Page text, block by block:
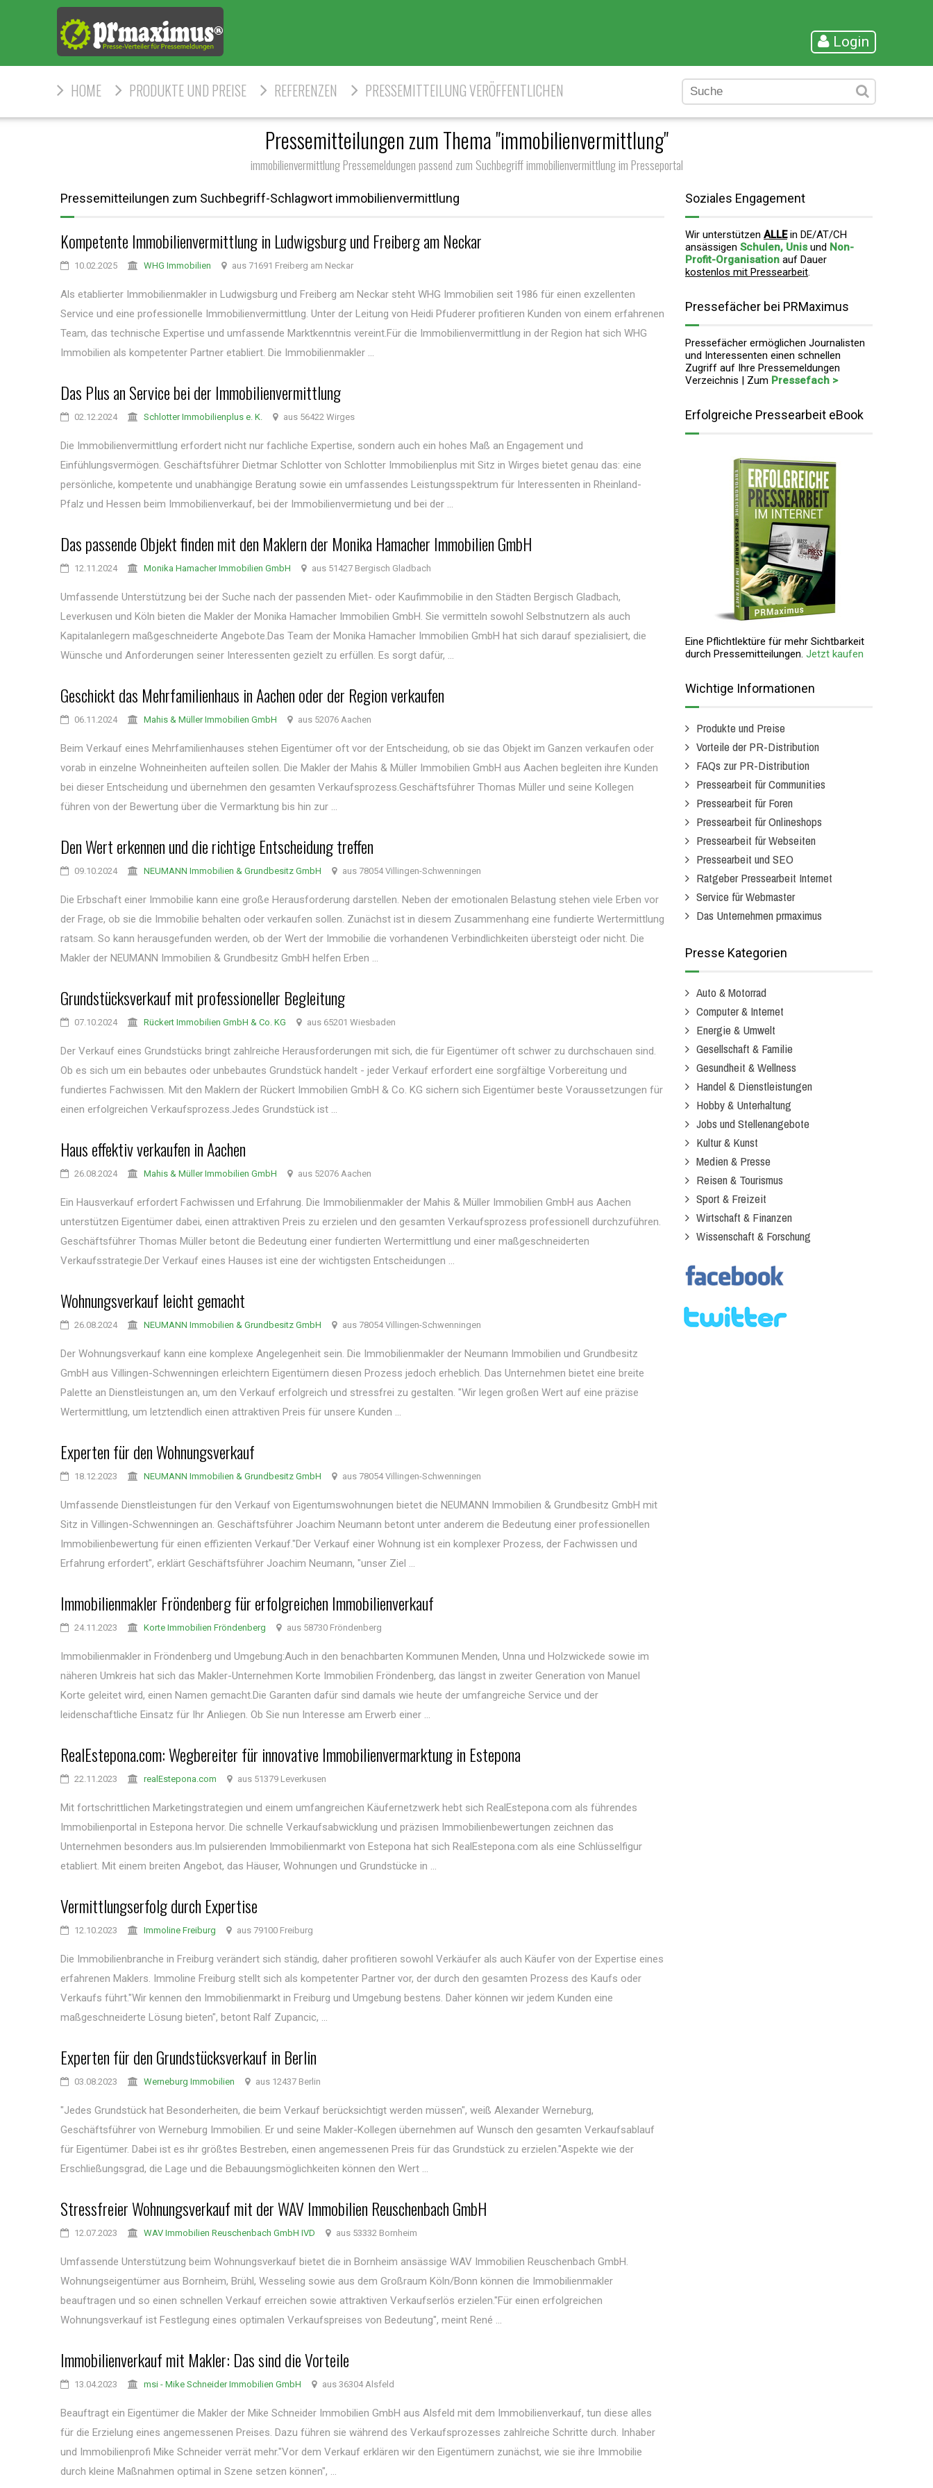
Login
HOME PRODUKTE UND PREISE REFERENZEN PRESSEMITTEILUNG VERÖFFENTLICHEN
Pressemitteilungen zum Thema "immobilienvermittlung"
immobilienvermittlung Pressemeldungen passend zum Suchbegriff immobilienvermittlung im Presseportal
Pressemitteilungen zum Suchbegriff-Schlagwort immobilienvermittlung
Kompetente Immobilienvermittlung in Ludwigsburg und Freiberg am Neckar
10.02.2025 WHG Immobilien aus 71691 Freiberg am Neckar
Als etablierter Immobilienmakler in Ludwigsburg und Freiberg am Neckar steht WHG Immobilien seit 1986 für einen exzellenten
Service und eine professionelle Immobilienvermittlung. Unter der Leitung von Heidi Pfuderer profitieren Kunden von einem erfahrenen
Team, das technische Expertise und umfassende Marktkenntnis vereint.Für die Immobilienvermittlung in der Region hat sich WHG
Immobilien als kompetenter Partner etabliert. Die Immobilienmakler ...
Das Plus an Service bei der Immobilienvermittlung
02.12.2024 Schlotter Immobilienplus e. K. aus 56422 Wirges
Die Immobilienvermittlung erfordert nicht nur fachliche Expertise, sondern auch ein hohes Maß an Engagement und
Einfühlungsvermögen. Geschäftsführer Dietmar Schlotter von Schlotter Immobilienplus mit Sitz in Wirges bietet genau das: eine
persönliche, kompetente und unabhängige Beratung sowie ein umfassendes Leistungsspektrum für Interessenten in Rheinland-
Pfalz und Hessen beim Immobilienverkauf, bei der Immobilienvermietung und bei der ...
Das passende Objekt finden mit den Maklern der Monika Hamacher Immobilien GmbH
12.11.2024 Monika Hamacher Immobilien GmbH aus 51427 Bergisch Gladbach
Umfassende Unterstützung bei der Suche nach der passenden Miet- oder Kaufimmobilie in den Städten Bergisch Gladbach,
Leverkusen und Köln bieten die Makler der Monika Hamacher Immobilien GmbH. Sie vermitteln sowohl Selbstnutzern als auch
Kapitalanlegern maßgeschneiderte Angebote.Das Team der Monika Hamacher Immobilien GmbH hat sich darauf spezialisiert, die
Wünsche und Anforderungen seiner Interessenten gezielt zu erfüllen. Es sorgt dafür, ...
Geschickt das Mehrfamilienhaus in Aachen oder der Region verkaufen
06.11.2024 Mahis & Müller Immobilien GmbH aus 52076 Aachen
Beim Verkauf eines Mehrfamilienhauses stehen Eigentümer oft vor der Entscheidung, ob sie das Objekt im Ganzen verkaufen oder
vorab in einzelne Wohneinheiten aufteilen sollen. Die Makler der Mahis & Müller Immobilien GmbH aus Aachen begleiten ihre Kunden
bei dieser Entscheidung und übernehmen den gesamten Verkaufsprozess.Geschäftsführer Thomas Müller und seine Kollegen
führen von der Bewertung über die Vermarktung bis hin zur ...
Den Wert erkennen und die richtige Entscheidung treffen
09.10.2024 NEUMANN Immobilien & Grundbesitz GmbH aus 78054 Villingen-Schwenningen
Die Erbschaft einer Immobilie kann eine große Herausforderung darstellen. Neben der emotionalen Belastung stehen viele Erben vor
der Frage, ob sie die Immobilie behalten oder verkaufen sollen. Zunächst ist in diesem Zusammenhang eine fundierte Wertermittlung
ratsam. So kann herausgefunden werden, ob der Wert der Immobilie die vorhandenen Verbindlichkeiten übersteigt oder nicht. Die
Makler der NEUMANN Immobilien & Grundbesitz GmbH helfen Erben ...
Grundstücksverkauf mit professioneller Begleitung
07.10.2024 Rückert Immobilien GmbH & Co. KG aus 65201 Wiesbaden
Der Verkauf eines Grundstücks bringt zahlreiche Herausforderungen mit sich, die für Eigentümer oft schwer zu durchschauen sind.
Ob es sich um ein bebautes oder unbebautes Grundstück handelt - jeder Verkauf erfordert eine sorgfältige Vorbereitung und
fundiertes Fachwissen. Mit den Maklern der Rückert Immobilien GmbH & Co. KG sichern sich Eigentümer beste Voraussetzungen für
einen erfolgreichen Verkaufsprozess.Jedes Grundstück ist ...
Haus effektiv verkaufen in Aachen
26.08.2024 Mahis & Müller Immobilien GmbH aus 52076 Aachen
Ein Hausverkauf erfordert Fachwissen und Erfahrung. Die Immobilienmakler der Mahis & Müller Immobilien GmbH aus Aachen
unterstützen Eigentümer dabei, einen attraktiven Preis zu erzielen und den gesamten Verkaufsprozess professionell durchzuführen.
Geschäftsführer Thomas Müller betont die Bedeutung einer fundierten Wertermittlung und einer maßgeschneiderten
Verkaufsstrategie.Der Verkauf eines Hauses ist eine der wichtigsten Entscheidungen ...
Wohnungsverkauf leicht gemacht
26.08.2024 NEUMANN Immobilien & Grundbesitz GmbH aus 78054 Villingen-Schwenningen
Der Wohnungsverkauf kann eine komplexe Angelegenheit sein. Die Immobilienmakler der Neumann Immobilien und Grundbesitz
GmbH aus Villingen-Schwenningen erleichtern Eigentümern diesen Prozess jedoch erheblich. Das Unternehmen bietet eine breite
Palette an Dienstleistungen an, um den Verkauf erfolgreich und stressfrei zu gestalten. "Wir legen großen Wert auf eine präzise
Wertermittlung, um letztendlich einen attraktiven Preis für unsere Kunden ...
Experten für den Wohnungsverkauf
18.12.2023 NEUMANN Immobilien & Grundbesitz GmbH aus 78054 Villingen-Schwenningen
Umfassende Dienstleistungen für den Verkauf von Eigentumswohnungen bietet die NEUMANN Immobilien & Grundbesitz GmbH mit
Sitz in Villingen-Schwenningen an. Geschäftsführer Joachim Neumann betont unter anderem die Bedeutung einer professionellen
Immobilienbewertung für einen effizienten Verkauf."Der Verkauf einer Wohnung ist ein komplexer Prozess, der Fachwissen und
Erfahrung erfordert", erklärt Geschäftsführer Joachim Neumann, "unser Ziel ...
Immobilienmakler Fröndenberg für erfolgreichen Immobilienverkauf
24.11.2023 Korte Immobilien Fröndenberg aus 58730 Fröndenberg
Immobilienmakler in Fröndenberg und Umgebung:Auch in den benachbarten Kommunen Menden, Unna und Holzwickede sowie im
näheren Umkreis hat sich das Makler-Unternehmen Korte Immobilien Fröndenberg, das längst in zweiter Generation von Manuel
Korte geleitet wird, einen Namen gemacht.Die Garanten dafür sind damals wie heute der umfangreiche Service und der
leidenschaftliche Einsatz für Ihr Anliegen. Ob Sie nun Interesse am Erwerb einer ...
RealEstepona.com: Wegbereiter für innovative Immobilienvermarktung in Estepona
22.11.2023 realEstepona.com aus 51379 Leverkusen
Mit fortschrittlichen Marketingstrategien und einem umfangreichen Käufernetzwerk hebt sich RealEstepona.com als führendes
Immobilienportal in Estepona hervor. Die schnelle Verkaufsabwicklung und präzisen Immobilienbewertungen zeichnen das
Unternehmen besonders aus.Im pulsierenden Immobilienmarkt von Estepona hat sich RealEstepona.com als eine Schlüsselfigur
etabliert. Mit einem breiten Angebot, das Häuser, Wohnungen und Grundstücke in ...
Vermittlungserfolg durch Expertise
12.10.2023 Immoline Freiburg aus 79100 Freiburg
Die Immobilienbranche in Freiburg verändert sich ständig, daher profitieren sowohl Verkäufer als auch Käufer von der Expertise eines
erfahrenen Maklers. Immoline Freiburg stellt sich als kompetenter Partner vor, der durch den gesamten Prozess des Kaufs oder
Verkaufs führt."Wir kennen den Immobilienmarkt in Freiburg und Umgebung bestens. Daher können wir jedem Kunden eine
maßgeschneiderte Lösung bieten", betont Ralf Zupancic, ...
Experten für den Grundstücksverkauf in Berlin
03.08.2023 Werneburg Immobilien aus 12437 Berlin
"Jedes Grundstück hat Besonderheiten, die beim Verkauf berücksichtigt werden müssen", weiß Alexander Werneburg,
Geschäftsführer von Werneburg Immobilien. Er und seine Makler-Kollegen übernehmen auf Wunsch den gesamten Verkaufsablauf
für Eigentümer. Dabei ist es ihr größtes Bestreben, einen angemessenen Preis für das Grundstück zu erzielen."Aspekte wie der
Erschließungsgrad, die Lage und die Bebauungsmöglichkeiten können den Wert ...
Stressfreier Wohnungsverkauf mit der WAV Immobilien Reuschenbach GmbH
12.07.2023 WAV Immobilien Reuschenbach GmbH IVD aus 53332 Bornheim
Umfassende Unterstützung beim Wohnungsverkauf bietet die in Bornheim ansässige WAV Immobilien Reuschenbach GmbH.
Wohnungseigentümer aus Bornheim, Brühl, Wesseling sowie aus dem Großraum Köln/Bonn können die Immobilienmakler
beauftragen und so einen schnellen Verkauf erreichen sowie attraktiven Verkaufserlös erzielen."Für einen erfolgreichen
Wohnungsverkauf ist Festlegung eines optimalen Verkaufspreises von Bedeutung", meint René ...
Immobilienverkauf mit Makler: Das sind die Vorteile
13.04.2023 msi - Mike Schneider Immobilien GmbH aus 36304 Alsfeld
Beauftragt ein Eigentümer die Makler der Mike Schneider Immobilien GmbH aus Alsfeld mit dem Immobilienverkauf, tun diese alles
für die Erzielung eines angemessenen Preises. Dazu führen sie während des Verkaufsprozesses zahlreiche Schritte durch. Inhaber
und Immobilienprofi Mike Schneider verrät mehr."Vor dem Verkauf erklären wir den Eigentümern zunächst, wie sie ihre Immobilie
durch kleine Maßnahmen optimal in Szene setzen können", ...
Soziales Engagement
Wir unterstützen ALLEin DE/AT/CH
ansässigen Schulen, Unis und Non-
Profit-Organisation auf Dauer
kostenlos mit Pressearbeit.
Pressefächer bei PRMaximus
Pressefächer ermöglichen Journalisten
und Interessenten einen schnellen
Zugriff auf Ihre Pressemeldungen
Verzeichnis | Zum Pressefach >
Erfolgreiche Pressearbeit eBook
Eine Pflichtlektüre für mehr Sichtbarkeit
durch Pressemitteilungen. Jetzt kaufen
Wichtige Informationen
Produkte und Preise
Vorteile der PR-Distribution
FAQs zur PR-Distribution
Pressearbeit für Communities
Pressearbeit für Foren
Pressearbeit für Onlineshops
Pressearbeit für Webseiten
Pressearbeit und SEO
Ratgeber Pressearbeit Internet
Service für Webmaster
Das Unternehmen prmaximus
Presse Kategorien
Auto & Motorrad
Computer & Internet
Energie & Umwelt
Gesellschaft & Familie
Gesundheit & Wellness
Handel & Dienstleistungen
Hobby & Unterhaltung
Jobs und Stellenangebote
Kultur & Kunst
Medien & Presse
Reisen & Tourismus
Sport & Freizeit
Wirtschaft & Finanzen
Wissenschaft & Forschung